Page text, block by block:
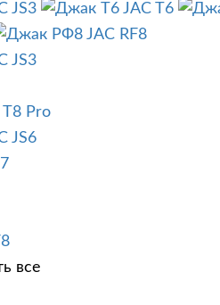
JS3 JAC T6
JAC RF8
JS3
T8 Pro
JS6
все